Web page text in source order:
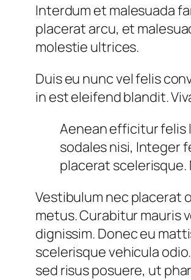
Interdum et malesuada
placerat arcu, et
molestie ultrices.
Duis eu nunc vel felis
in est eleifend blandit.
Aenean efficitur felis
sodales nisi, Integer
placerat scelerisque.
Vestibulum nec placerat
metus. Curabitur mauris
dignissim. Donec eu
scelerisque vehicula
sed risus posuere, ut